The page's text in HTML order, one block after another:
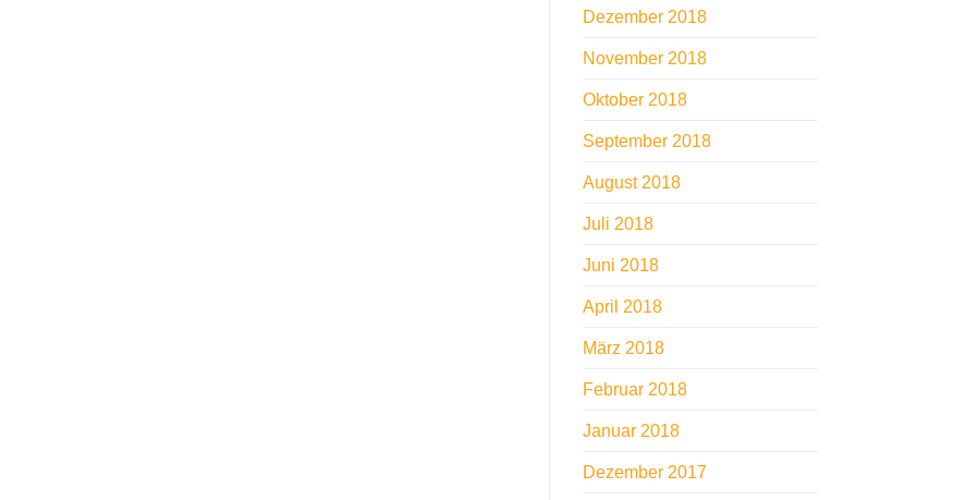
Dezember 2018
November 2018
Oktober 2018
September 2018
August 2018
Juli 2018
Juni 2018
April 2018
März 2018
Februar 2018
Januar 2018
Dezember 2017